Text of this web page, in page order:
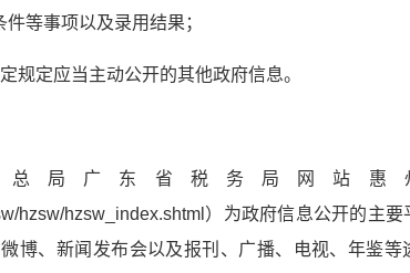
等事项以及录用结果；
规定应当主动公开的其他政府信息。
局广东省税务局网站惠
hzsw/hzsw_index.shtml）为政府信息公开的主
博、新闻发布会以及报刊、广播、电视、年鉴等